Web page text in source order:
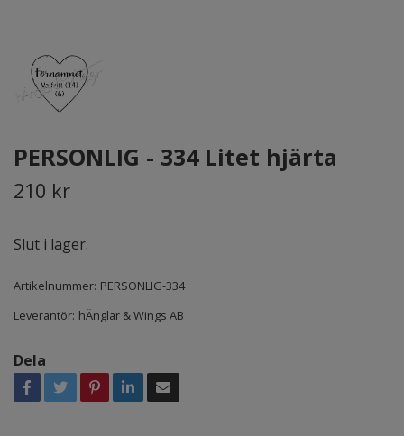
PERSONLIG - 334 Litet hjärta
210 kr
Slut i lager.
Artikelnummer: PERSONLIG-334
Leverantör: hÄnglar & Wings AB
Dela